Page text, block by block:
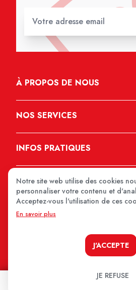
À PROPOS DE NOUS
NOS SERVICES
INFOS PRATIQUES
Notre site web utilise des cookies
personnaliser votre contenu et
Acceptez-vous l'utilisation de ces
En savoir plus
J'ACCEPTE
JE REFUSE